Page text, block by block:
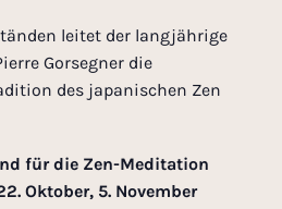
leitet der langjährige
Gorsegner die
des japanischen Zen
für die Zen-Meditation
Oktober, 5. November